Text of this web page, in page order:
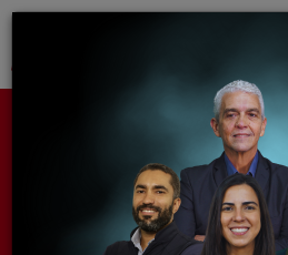
Portal para Profissionais
Assine